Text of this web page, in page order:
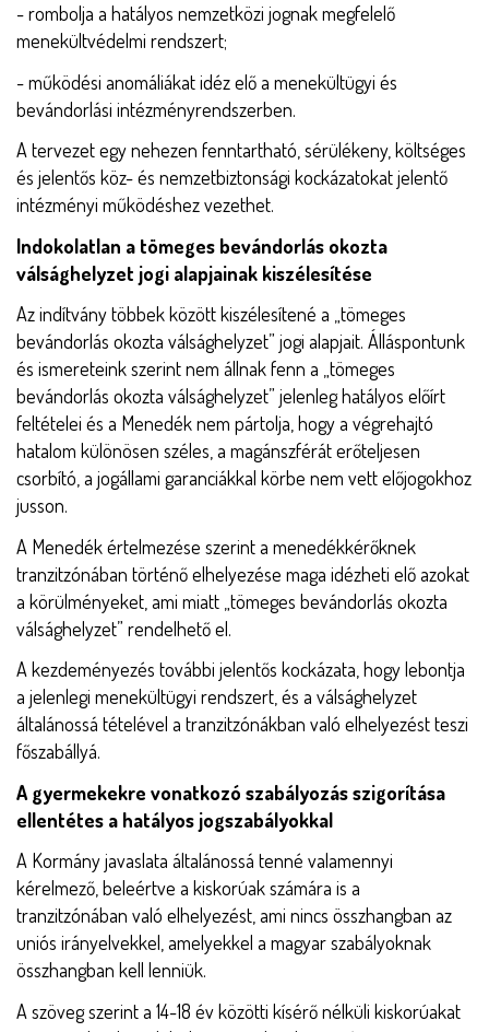
- rombolja a hatályos nemzetközi jognak megfelelő
menekültvédelmi rendszert;
- működési anomáliákat idéz elő a menekültügyi és
bevándorlási intézményrendszerben.
A tervezet egy nehezen fenntartható, sérülékeny, költséges
és jelentős köz- és nemzetbiztonsági kockázatokat jelentő
intézményi működéshez vezethet.
Indokolatlan a tömeges bevándorlás okozta
válsághelyzet jogi alapjainak kiszélesítése
Az indítvány többek között kiszélesítené a „tömeges
bevándorlás okozta válsághelyzet” jogi alapjait. Álláspontunk
és ismereteink szerint nem állnak fenn a „tömeges
bevándorlás okozta válsághelyzet” jelenleg hatályos előírt
feltételei és a Menedék nem pártolja, hogy a végrehajtó
hatalom különösen széles, a magánszférát erőteljesen
csorbító, a jogállami garanciákkal körbe nem vett előjogokhoz
jusson.
A Menedék értelmezése szerint a menedékkérőknek
tranzitzónában történő elhelyezése maga idézheti elő azokat
a körülményeket, ami miatt „tömeges bevándorlás okozta
válsághelyzet” rendelhető el.
A kezdeményezés további jelentős kockázata, hogy lebontja
a jelenlegi menekültügyi rendszert, és a válsághelyzet
általánossá tételével a tranzitzónákban való elhelyezést teszi
főszabállyá.
A gyermekekre vonatkozó szabályozás szigorítása
ellentétes a hatályos jogszabályokkal
A Kormány javaslata általánossá tenné valamennyi
kérelmező, beleértve a kiskorúak számára is a
tranzitzónában való elhelyezést, ami nincs összhangban az
uniós irányelvekkel, amelyekkel a magyar szabályoknak
összhangban kell lenniük.
A szöveg szerint a 14-18 év közötti kísérő nélküli kiskorúakat